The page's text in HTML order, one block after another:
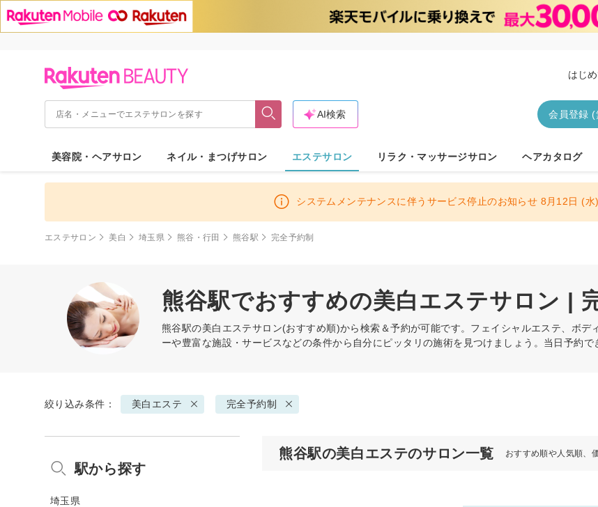
はじ
会員登録 (
AI検索
美容院・ヘアサロン ネイル・まつげサロン エステサロン リラク・マッサージサロン ヘアカタログ
システムメンテナンスに伴うサービス停止のお知らせ 8月12日 (
エステサロン 美白 埼玉県 熊谷・行田 熊谷駅 完全予約制
熊谷駅でおすすめの美白エステサロン |
熊谷駅の美白エステサロン(おすすめ順)から検索＆予約が可能です。フェイシャルエステ、ボデ
ーや豊富な施設・サービスなどの条件から自分にピッタリの施術を見つけましょう。当日予約で
絞り込み条件： 美白エステ 完全予約制
熊谷駅の美白エステのサロン一覧 おすすめ順や人気順、
駅から探す
埼玉県